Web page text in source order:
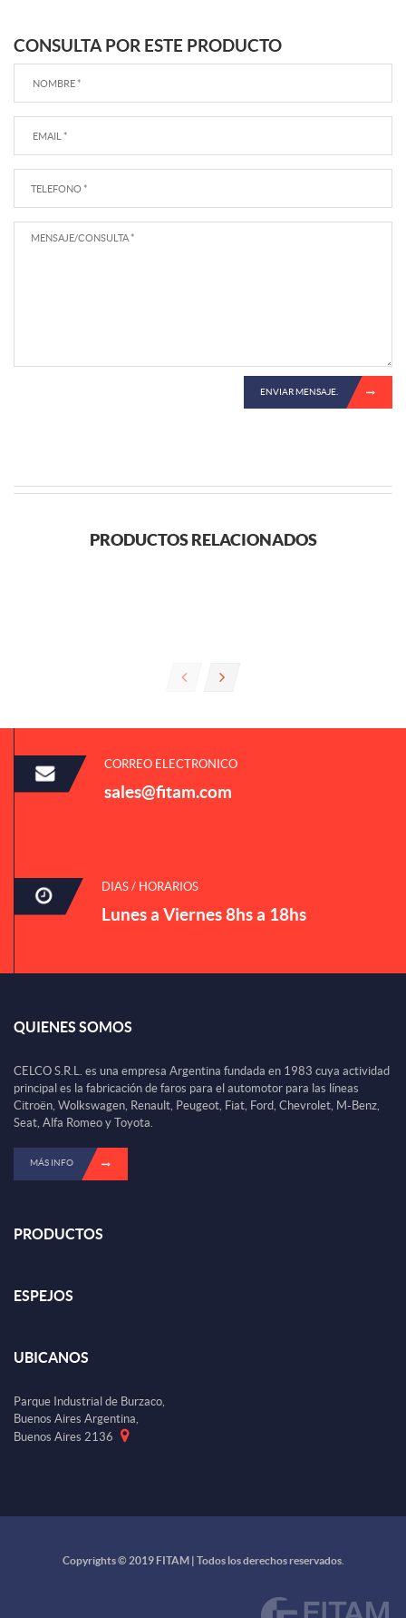
CONSULTA POR ESTE PRODUCTO
ENVIAR MENSAJE.
PRODUCTOS RELACIONADOS
CORREO ELECTRONICO
sales@fitam.com
DIAS / HORARIOS
Lunes a Viernes 8hs a 18hs
QUIENES SOMOS
CELCO S.R.L. es una empresa Argentina fundada en 1983 cuya actividad
principal es la fabricación de faros para el automotor para las líneas
Citroën, Wolkswagen, Renault, Peugeot, Fiat, Ford, Chevrolet, M-Benz,
Seat, Alfa Romeo y Toyota.
MÁS INFO
PRODUCTOS
ESPEJOS
UBICANOS
Parque Industrial de Burzaco,
Buenos Aires Argentina,
Buenos Aires 2136
Copyrights © 2019 FITAM | Todos los derechos reservados.